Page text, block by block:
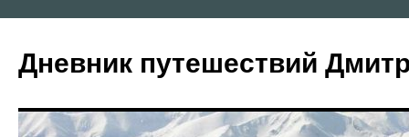
содержимому
Дневник путешествий